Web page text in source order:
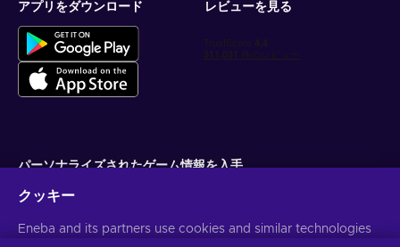
アプリをダウンロード レビューを見る
パーソナライズされたゲーム情報を入手
配信停止はいつでも可能です。詳しくは個人情報保護方針をご覧くださ
クッキー
Eneba and its partners use cookies and similar technologies